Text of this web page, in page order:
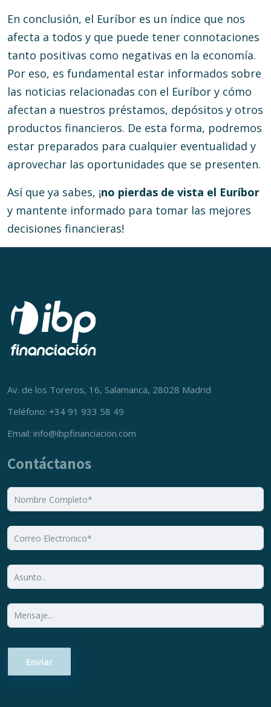
En conclusión, el Euríbor es un índice que nos
afecta a todos y que puede tener connotaciones
tanto positivas como negativas en la economía.
Por eso, es fundamental estar informados sobre
las noticias relacionadas con el Euríbor y cómo
afectan a nuestros préstamos, depósitos y otros
productos financieros. De esta forma, podremos
estar preparados para cualquier eventualidad y
aprovechar las oportunidades que se presenten.
Así que ya sabes, ¡no pierdas de vista el Euríbor
y mantente informado para tomar las mejores
decisiones financieras!
Av. de los Toreros, 16, Salamanca, 28028 Madrid
Teléfono: +34 91 933 58 49
Email: info@ibpfinanciacion.com
Contáctanos
Enviar